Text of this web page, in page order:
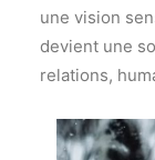
une vision
devient une
relations,